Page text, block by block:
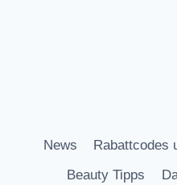
News Rabattcodes
Beauty Tipps